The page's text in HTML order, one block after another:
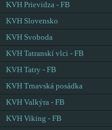
KVH Prievidza - FB
KVH Slovensko
KVH Svoboda
KVH Tatranskí vlci - FB
KVH Tatry - FB
KVH Trnavská posádka
KVH Valkýra - FB
KVH Viking - FB